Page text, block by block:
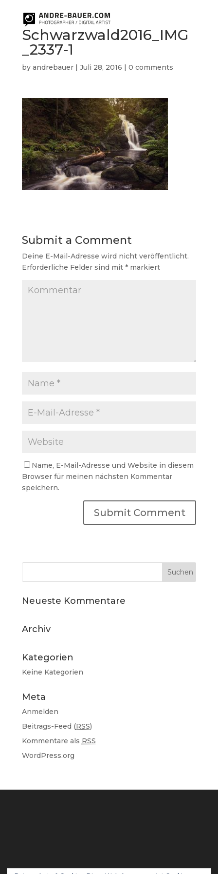
Schwarzwald2016_IMG
_2337-1
by andrebauer| Juli 28, 2016 | 0 comments
Submit a Comment
Deine E-Mail-Adresse wird nicht veröffentlicht.
Erforderliche Felder sind mit *markiert
Name, E-Mail-Adresse und Website in diesem
Browser für meinen nächsten Kommentar
speichern.
Neueste Kommentare
Archiv
Kategorien
Keine Kategorien
Meta
Anmelden
Beitrags-Feed (RSS)
Kommentare als RSS
WordPress.org